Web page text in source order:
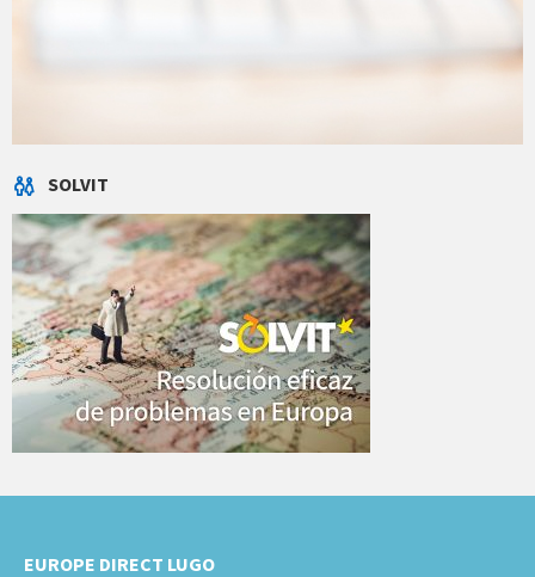
SOLVIT
EUROPE DIRECT LUGO